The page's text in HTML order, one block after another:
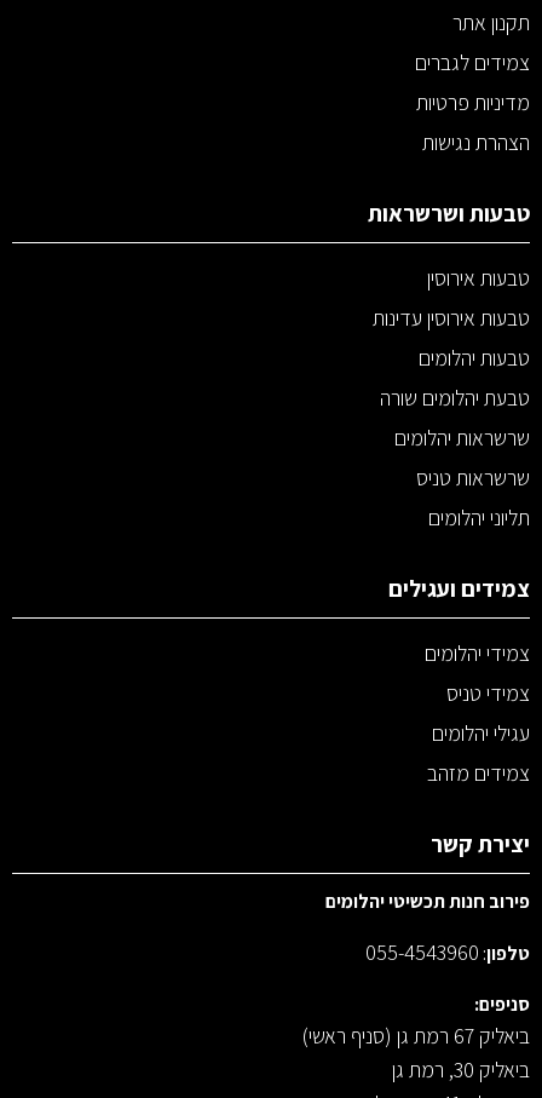
תקנון אתר
צמידים לגברים
מדיניות פרטיות
הצהרת נגישות
טבעות ושרשראות
טבעות אירוסין
טבעות אירוסין עדינות
טבעות יהלומים
טבעת יהלומים שורה
שרשראות יהלומים
שרשראות טניס
תליוני יהלומים
צמידים ועגילים
צמידי יהלומים
צמידי טניס
עגילי יהלומים
צמידים מזהב
יצירת קשר
פירוב חנות תכשיטי יהלומים
טלפון:
055-4543960
סניפים:
ביאליק 67 רמת גן (סניף ראשי)
ביאליק 30, רמת גן